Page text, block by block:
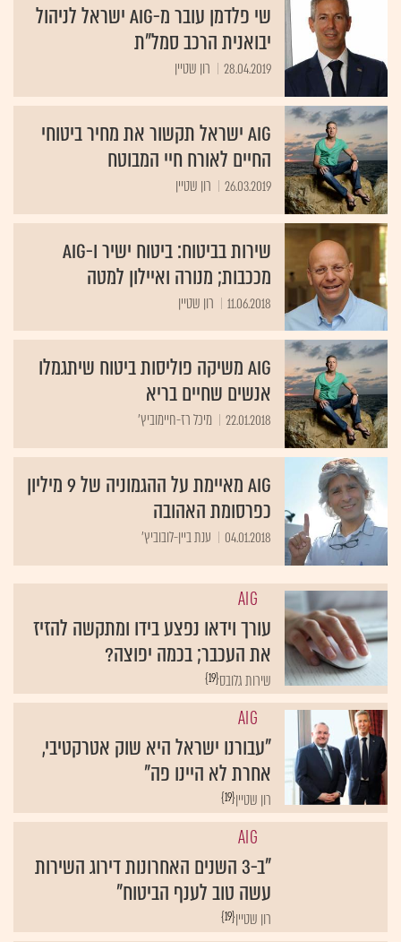
שי פלדמן עובר מ-AIG ישראל לניהול
יבואנית הרכב סמל"ת
28.04.2019 רון שטיין
AIG ישראל תקשור את מחיר ביטוחי
החיים לאורח חיי המבוטח
26.03.2019 רון שטיין
שירות בביטוח: ביטוח ישיר ו-AIG
מככבות; מנורה ואיילון למטה
11.06.2018 רון שטיין
AIG משיקה פוליסות ביטוח שיתגמלו
אנשים שחיים בריא
22.01.2018 מיכל רז-חיימוביץ'
AIG מאיימת על ההגמוניה של 9 מיליון
כפרסומת האהובה
04.01.2018 ענת ביין-לובוביץ'
AIG
עורך וידאו נפצע בידו ומתקשה להזיז
את העכבר; בכמה יפוצה?
{19}שירות גלובס
AIG
"עבורנו ישראל היא שוק אטרקטיבי,
אחרת לא היינו פה"
{19}רון שטיין
AIG
"ב-3 השנים האחרונות דירוג השירות
עשה טוב לענף הביטוח"
{19}רון שטיין